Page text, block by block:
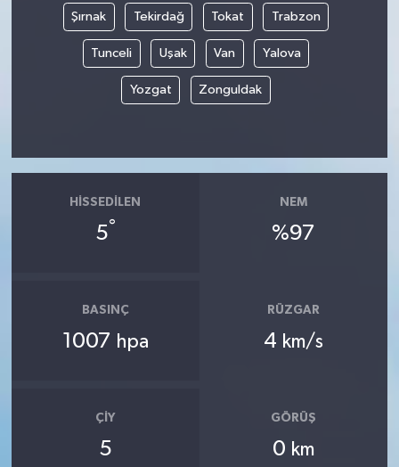
Şırnak Tekirdağ Tokat Trabzon
Tunceli Uşak Van Yalova
Yozgat Zonguldak
HISSEDILEN
5°
NEM
%97
BASINÇ
1007 hpa
RÜZGAR
4 km/s
ÇIY
5
GÖRÜŞ
0 km